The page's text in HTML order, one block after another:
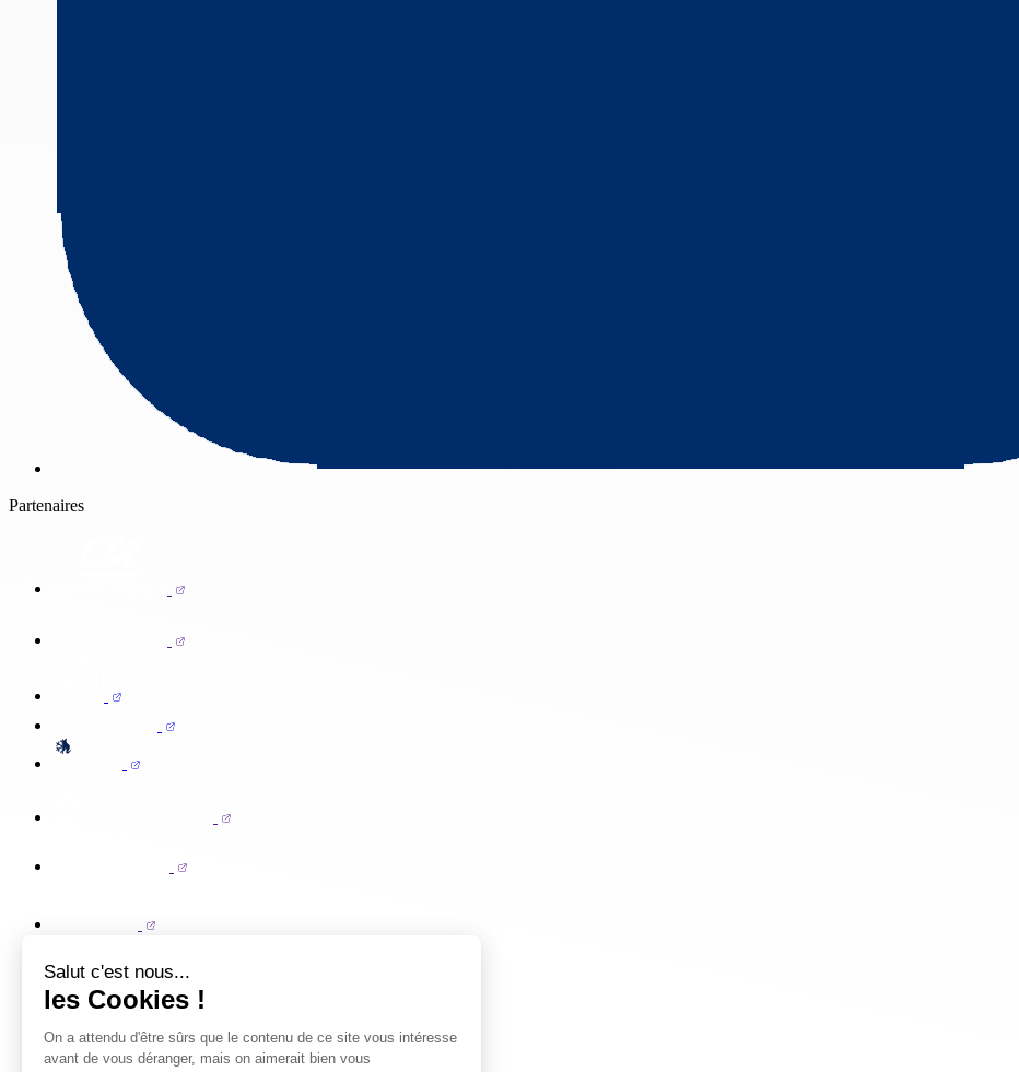
Salut c'est nous...
les Cookies !
On a attendu d'être sûrs que le contenu de ce site vous intéresse
avant de vous déranger, mais on aimerait bien vous
Partenaires